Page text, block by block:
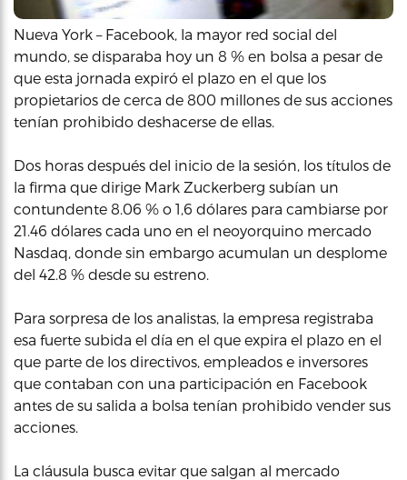
Nueva York – Facebook, la mayor red social del
mundo, se disparaba hoy un 8 % en bolsa a pesar de
que esta jornada expiró el plazo en el que los
propietarios de cerca de 800 millones de sus acciones
tenían prohibido deshacerse de ellas.
Dos horas después del inicio de la sesión, los títulos de
la firma que dirige Mark Zuckerberg subían un
contundente 8.06 % o 1,6 dólares para cambiarse por
21.46 dólares cada uno en el neoyorquino mercado
Nasdaq, donde sin embargo acumulan un desplome
del 42.8 % desde su estreno.
Para sorpresa de los analistas, la empresa registraba
esa fuerte subida el día en el que expira el plazo en el
que parte de los directivos, empleados e inversores
que contaban con una participación en Facebook
antes de su salida a bolsa tenían prohibido vender sus
acciones.
La cláusula busca evitar que salgan al mercado